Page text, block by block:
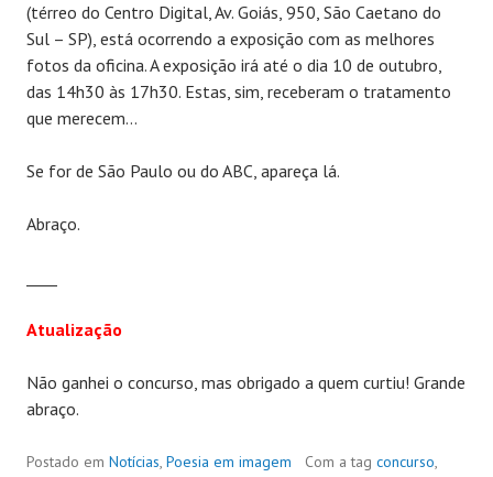
(térreo do Centro Digital, Av. Goiás, 950, São Caetano do
Sul – SP), está ocorrendo a exposição com as melhores
fotos da oficina. A exposição irá até o dia 10 de outubro,
das 14h30 às 17h30. Estas, sim, receberam o tratamento
que merecem…
Se for de São Paulo ou do ABC, apareça lá.
Abraço.
Atualização
Não ganhei o concurso, mas obrigado a quem curtiu! Grande
abraço.
Postado em Notícias, Poesia em imagem Com a tag concurso,